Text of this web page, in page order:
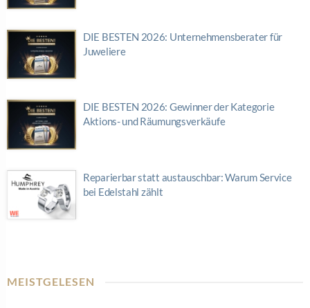
DIE BESTEN 2026: Unternehmensberater für
Juweliere
DIE BESTEN 2026: Gewinner der Kategorie
Aktions- und Räumungsverkäufe
Reparierbar statt austauschbar: Warum Service
bei Edelstahl zählt
MEISTGELESEN